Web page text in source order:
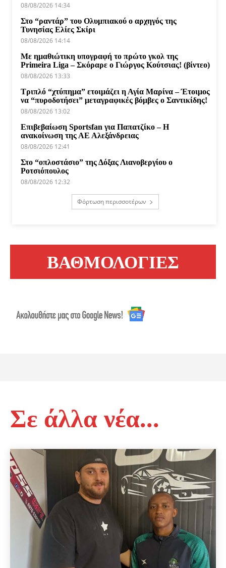
08/08/2026 14:34
Στο “ραντάρ” του Ολυμπιακού ο αρχηγός της
Τυνησίας Ελίες Σκίρι
08/08/2026 14:14
Με ημαθιώτικη υπογραφή το πρώτο γκολ της
Primeira Liga – Σκόραρε ο Γιώργος Κούτσιας! (βίντεο)
08/08/2026 13:33
Τριπλό “χτύπημα” ετοιμάζει η Αγία Μαρίνα – Έτοιμος
να “πυροδοτήσει” μεταγραφικές βόμβες ο Σαντικίδης!
08/08/2026 13:02
Επιβεβαίωση Sportsfan για Παπατζίκο – Η
ανακοίνωση της ΑΕ Αλεξάνδρειας
08/08/2026 12:41
Στο “οπλοστάσιο” της Δόξας Λιανοβεργίου ο
Ροτσιόπουλος
08/08/2026 12:32
Φόρτωση περισσοτέρων
ΒΑΘΜΟΛΟΓΙΕΣ
Σε άλλα νέα...